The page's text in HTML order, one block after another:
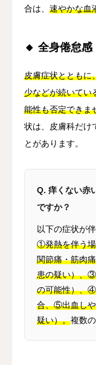
合は、 速やかな血
🔸 全身倦怠
皮膚症状とともに
少などが続いてい
能性も否定できま
状は、皮膚科だけ
とがあります。
Q. 痒くない赤
ですか？
以下の症状が
①発熱を伴う
関節痛・筋肉
患の疑い）、
の可能性）、
合、⑤出血し
疑い）。複数